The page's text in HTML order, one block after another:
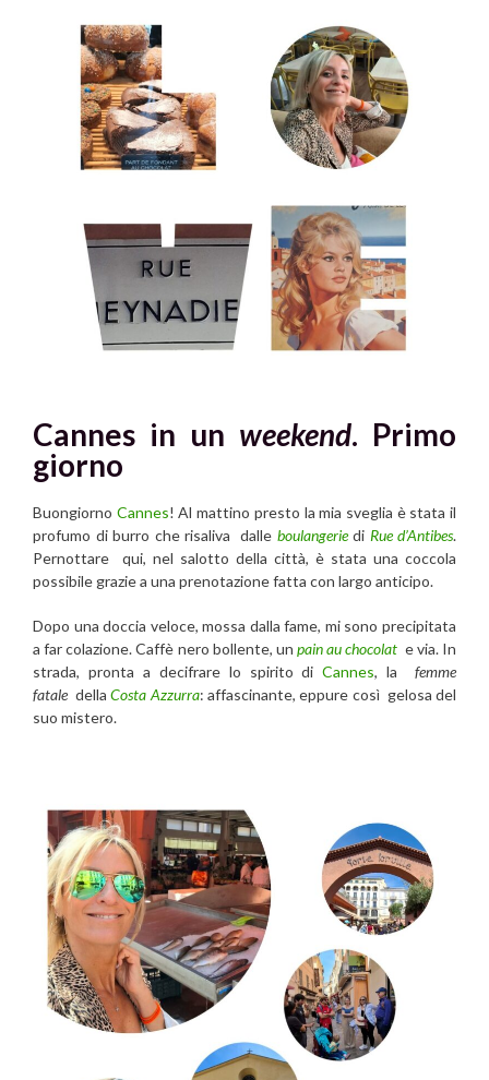
Cannes in un weekend. Primo
giorno
Buongiorno Cannes! Al mattino presto la mia sveglia è stata il
profumo di burro che risaliva dalle boulangeriedi Rue d’Antibes.
Pernottare qui, nel salotto della città, è stata una coccola
possibile grazie a una prenotazione fatta con largo anticipo.
Dopo una doccia veloce, mossa dalla fame, mi sono precipitata
a far colazione. Caffè nero bollente, unpain au chocolat e via. In
strada, pronta a decifrare lo spirito diCannes, lafemme
fatale dellaCosta Azzurra: affascinante, eppure così gelosa del
suo mistero.